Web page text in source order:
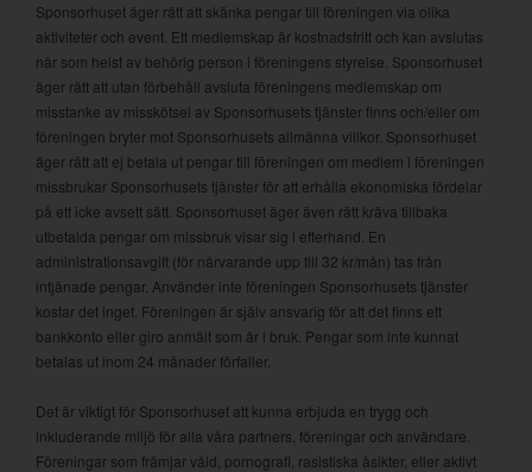
Sponsorhuset äger rätt att skänka pengar till föreningen via olika
aktiviteter och event. Ett medlemskap är kostnadsfritt och kan avslutas
när som helst av behörig person i föreningens styrelse. Sponsorhuset
äger rätt att utan förbehåll avsluta föreningens medlemskap om
misstanke av misskötsel av Sponsorhusets tjänster finns och/eller om
föreningen bryter mot Sponsorhusets allmänna villkor. Sponsorhuset
äger rätt att ej betala ut pengar till föreningen om medlem i föreningen
missbrukar Sponsorhusets tjänster för att erhålla ekonomiska fördelar
på ett icke avsett sätt. Sponsorhuset äger även rätt kräva tillbaka
utbetalda pengar om missbruk visar sig i efterhand. En
administrationsavgift (för närvarande upp till 32 kr/mån) tas från
intjänade pengar. Använder inte föreningen Sponsorhusets tjänster
kostar det inget. Föreningen är själv ansvarig för att det finns ett
bankkonto eller giro anmält som är i bruk. Pengar som inte kunnat
betalas ut inom 24 månader förfaller.
Det är viktigt för Sponsorhuset att kunna erbjuda en trygg och
inkluderande miljö för alla våra partners, föreningar och användare.
Föreningar som främjar våld, pornografi, rasistiska åsikter, eller aktivt